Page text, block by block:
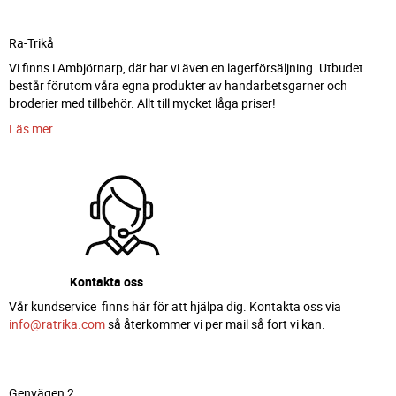
Ra-Trikå
Vi finns i Ambjörnarp, där har vi även en lagerförsäljning. Utbudet
består förutom våra egna produkter av handarbetsgarner och
broderier med tillbehör. Allt till mycket låga priser!
Läs mer
Kontakta oss
Vår kundservice finns här för att hjälpa dig. Kontakta oss via
info@ratrika.comså återkommer vi per mail så fort vi kan.